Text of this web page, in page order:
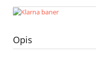
Opis